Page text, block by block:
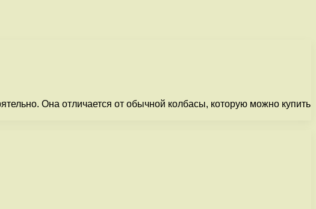
Она отличается от обычной колбасы, которую можно купить